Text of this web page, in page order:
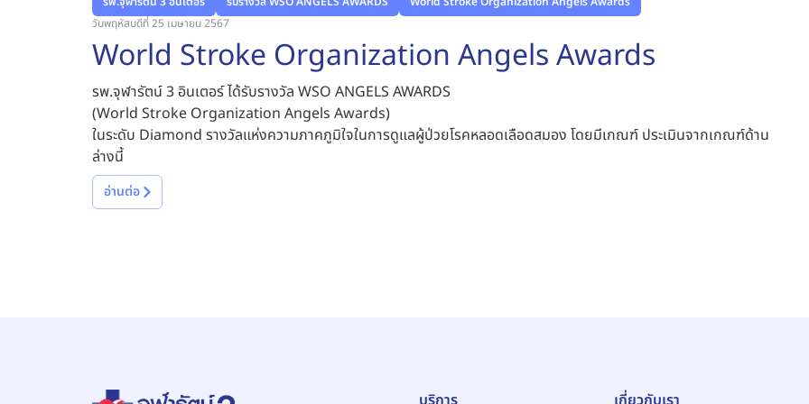
วันพฤหัสบดีที่ 25 เมษายน 2567
World Stroke Organization Angels Awards
รพ.จุฬารัตน์ 3 อินเตอร์ ได้รับรางวัล WSO ANGELS AWARDS
(World Stroke Organization Angels Awards)
ในระดับ Diamond รางวัลแห่งความภาคภูมิใจในการดูแลผู้ป่วยโรคหลอดเลือดสมอง โดยมีเกณฑ์ ประเมินจากเกณฑ์ด้าน
ล่างนี้
อ่านต่อ